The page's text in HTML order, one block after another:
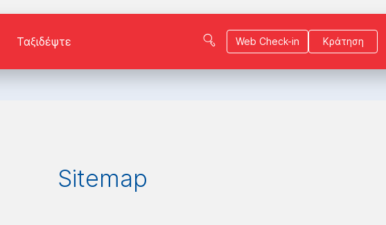
Ταξιδέψτε Web Check-in Κράτηση
Sitemap